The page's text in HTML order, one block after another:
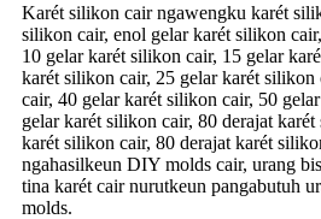
Karét silikon cair ngawengku karét
silikon cair, enol gelar karét silikon
10 gelar karét silikon cair, 15 gelar
karét silikon cair, 25 gelar karét
cair, 40 gelar karét silikon cair, 50
gelar karét silikon cair, 80 derajat
karét silikon cair, 80 derajat karét
ngahasilkeun DIY molds cair, urang
tina karét cair nurutkeun pangabutuh
molds.